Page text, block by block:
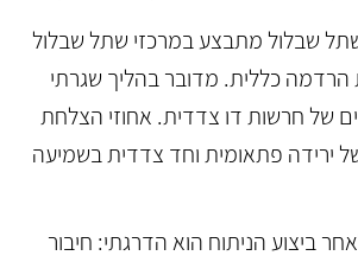
שבלול מתבצע במרכזי שתל שבלול
כללית. מדובר בהליך שגרתי
של חרשות דו צדדית. אחוזי הצלחת
ירידה פתאומית וחד צדדית בשמיעה
ביצוע הניתוח הוא הדרגתי: חיבור